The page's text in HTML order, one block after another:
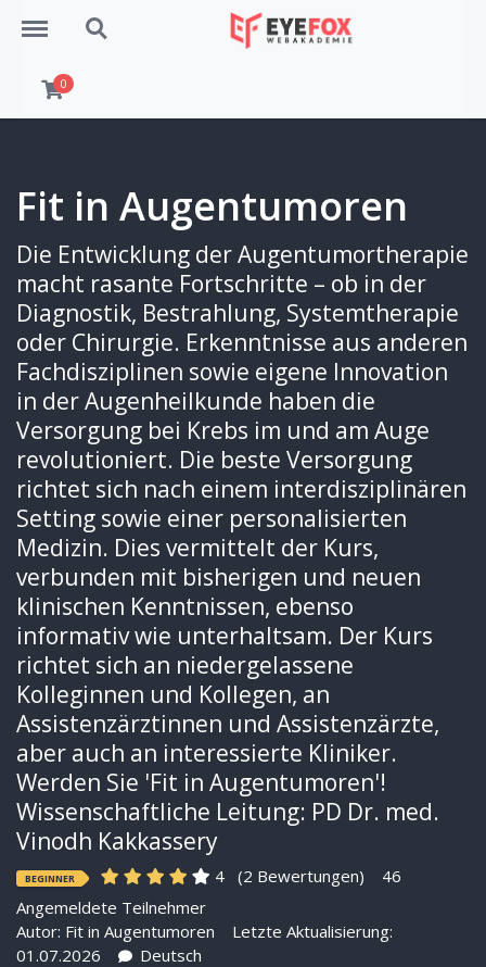
Menu Search
0
Fit in Augentumoren
Die Entwicklung der Augentumortherapie
macht rasante Fortschritte – ob in der
Diagnostik, Bestrahlung, Systemtherapie
oder Chirurgie. Erkenntnisse aus anderen
Fachdisziplinen sowie eigene Innovation
in der Augenheilkunde haben die
Versorgung bei Krebs im und am Auge
revolutioniert. Die beste Versorgung
richtet sich nach einem interdisziplinären
Setting sowie einer personalisierten
Medizin. Dies vermittelt der Kurs,
verbunden mit bisherigen und neuen
klinischen Kenntnissen, ebenso
informativ wie unterhaltsam. Der Kurs
richtet sich an niedergelassene
Kolleginnen und Kollegen, an
Assistenzärztinnen und Assistenzärzte,
aber auch an interessierte Kliniker.
Werden Sie 'Fit in Augentumoren'!
Wissenschaftliche Leitung: PD Dr. med.
Vinodh Kakkassery
BEGINNER 4 (2 Bewertungen)
46
Angemeldete Teilnehmer
Autor: Fit in Augentumoren
Letzte Aktualisierung:
01.07.2026
Deutsch